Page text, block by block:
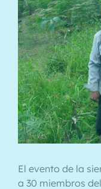
El evento de la
a 30 miembros